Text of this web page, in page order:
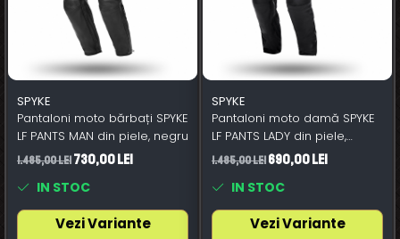
SPYKE
Pantaloni moto bărbați SPYKE
LF PANTS MAN din piele, negru
1.485,00 Lei730,00 Lei
IN STOC
Vezi Variante
SPYKE
Pantaloni moto damă SPYKE
LF PANTS LADY din piele,
negru
1.485,00 Lei690,00 Lei
IN STOC
Vezi Variante